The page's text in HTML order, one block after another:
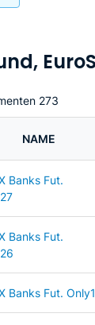
273
NAME
Banks Fut.
Banks Fut.
Banks Fut.